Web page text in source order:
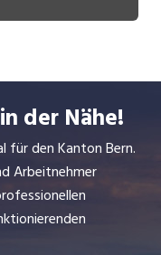
der Nähe!
für den Kanton Bern.
Arbeitnehmer